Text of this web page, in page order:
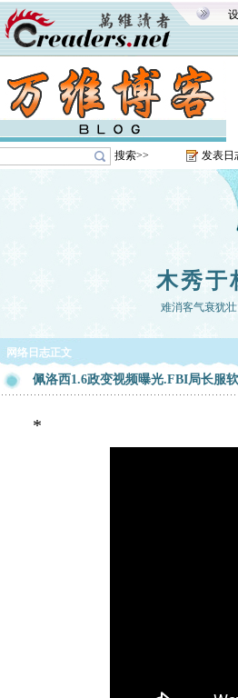
搜索>> 发表日
木秀于
难消客气衰犹
网络日志正文
佩洛西1.6政变视频曝光.FBI局长服
*